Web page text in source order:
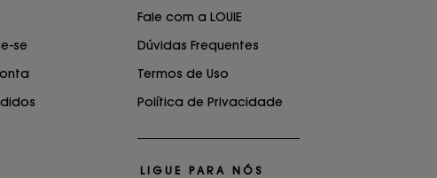
se
Fale com a LOUIE
Dúvidas Frequentes
Termos de Uso
Política de Privacidade
LIGUE PARA NÓS